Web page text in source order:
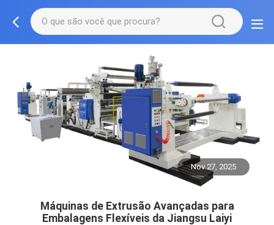
Nov 27, 2025
Máquinas de Extrusão Avançadas para
Embalagens Flexíveis da Jiangsu Laiyi